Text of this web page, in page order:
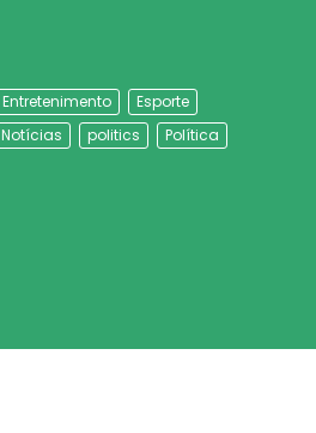
Entretenimento
Esporte
Notícias politics
Política